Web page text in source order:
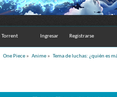
Torrent Ingresar Registrarse
One Piece» Anime » Tema de luchas: ¿quién es